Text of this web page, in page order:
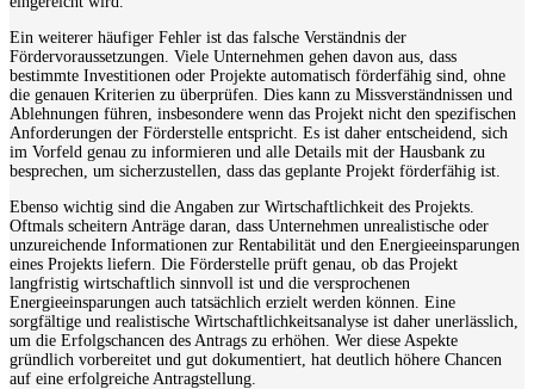
Ein weiterer häufiger Fehler ist das falsche Verständnis der
Fördervoraussetzungen. Viele Unternehmen gehen davon aus, dass
bestimmte Investitionen oder Projekte automatisch förderfähig sind, ohne
die genauen Kriterien zu überprüfen. Dies kann zu Missverständnissen und
Ablehnungen führen, insbesondere wenn das Projekt nicht den spezifischen
Anforderungen der Förderstelle entspricht. Es ist daher entscheidend, sich
im Vorfeld genau zu informieren und alle Details mit der Hausbank zu
besprechen, um sicherzustellen, dass das geplante Projekt förderfähig ist.
Ebenso wichtig sind die Angaben zur Wirtschaftlichkeit des Projekts.
Oftmals scheitern Anträge daran, dass Unternehmen unrealistische oder
unzureichende Informationen zur Rentabilität und den Energieeinsparungen
eines Projekts liefern. Die Förderstelle prüft genau, ob das Projekt
langfristig wirtschaftlich sinnvoll ist und die versprochenen
Energieeinsparungen auch tatsächlich erzielt werden können. Eine
sorgfältige und realistische Wirtschaftlichkeitsanalyse ist daher unerlässlich,
um die Erfolgschancen des Antrags zu erhöhen. Wer diese Aspekte
gründlich vorbereitet und gut dokumentiert, hat deutlich höhere Chancen
auf eine erfolgreiche Antragstellung.